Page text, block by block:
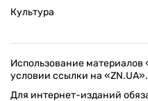
Культура
Использование материалов
условии ссылки на «ZN.UA».
Для интернет-изданий